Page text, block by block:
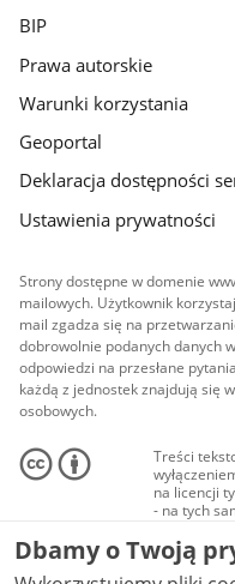
BIP
Prawa autorskie
Warunki korzystania
Geoportal
Deklaracja dostępności
Ustawienia prywatności
Strony dostępne w domenie
mailowych. Użytkownik
mail zgadza się na
dobrowolnie podanych danych
odpowiedzi na przesłane
każdą z jednostek znajdują się
osobowych.
Treści
na licencji
- na tych
Materiały
audio i
Creative
Dbamy o Twoją